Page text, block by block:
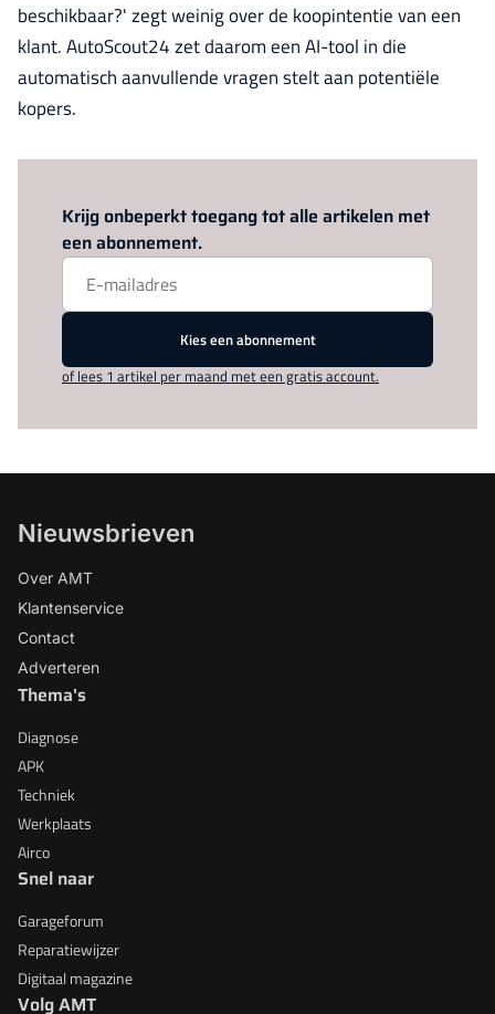
beschikbaar?' zegt weinig over de koopintentie van een
klant. AutoScout24 zet daarom een AI-tool in die
automatisch aanvullende vragen stelt aan potentiële
kopers.
Krijg onbeperkt toegang tot alle artikelen met
een abonnement.
Kies een abonnement
of lees 1 artikel per maand met een gratis account.
Nieuwsbrieven
Over AMT
Klantenservice
Contact
Adverteren
Thema's
Diagnose
APK
Techniek
Werkplaats
Airco
Snel naar
Garageforum
Reparatiewijzer
Digitaal magazine
Volg AMT